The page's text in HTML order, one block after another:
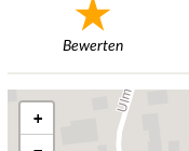
Bewerten
+